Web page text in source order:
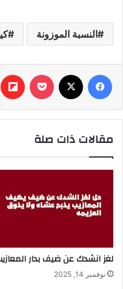
النسبة الموزونة
فيسبوك ‫Pocket
مقالات ذات صلة
لغز انشدك عن ضيف بدار
نوفمبر 14, 2025